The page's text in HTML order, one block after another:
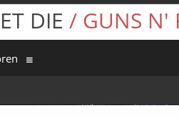
DIE / GUNS N'